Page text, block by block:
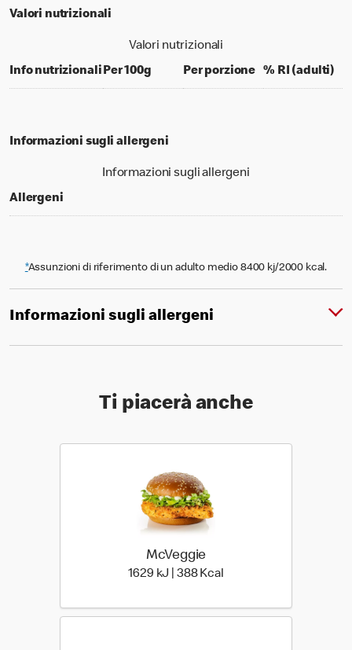
Valori nutrizionali
Valori nutrizionali
Info nutrizionaliPer 100gper 100 grams
Per porzioneper portion
% RI (adulti)
Informazioni sugli allergeni
Informazioni sugli allergeni
Allergeni
*Assunzioni di riferimento di un adulto medio 8400 kj/2000 kcal.
Informazioni sugli allergeni
Ti piacerà anche
McVeggie
1629 kJ | 388 Kcal